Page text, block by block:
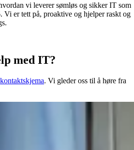
vi leverer sømløs og sikker IT som
Vi er tett på, proaktive og hjelper raskt og
med IT?
kontaktskjema. Vi gleder oss til å høre fra